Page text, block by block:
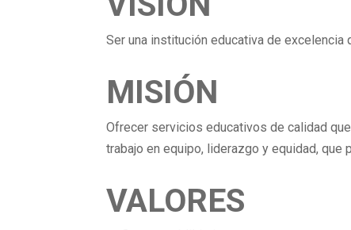
Ser una institución educativa de
MISIÓN
Ofrecer servicios educativos de calidad
trabajo en equipo, liderazgo y equidad, que
VALORES